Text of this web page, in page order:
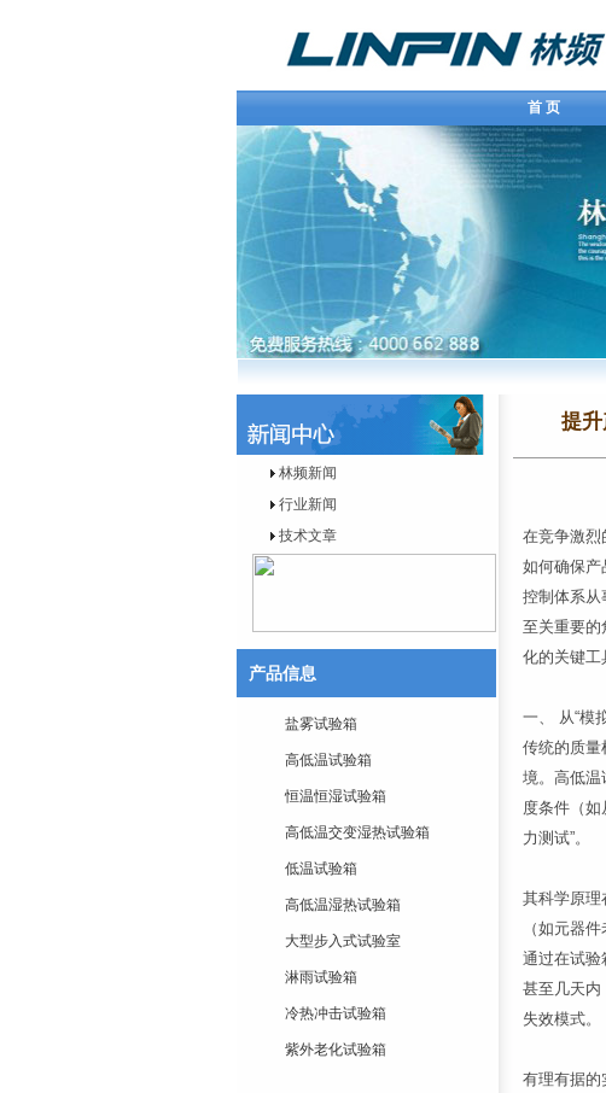
首 页
林频新闻
行业新闻
技术文章
产品信息
盐雾试验箱
高低温试验箱
恒温恒湿试验箱
高低温交变湿热试验箱
低温试验箱
高低温湿热试验箱
大型步入式试验室
淋雨试验箱
冷热冲击试验箱
紫外老化试验箱
提
在竞争激烈
如何确保产
控制体系从
至关重要的
化的关键工
一、 从“模
传统的质量
境。高低温
度条件（
力测试”。
其科学原理
（如元器
通过在试验
甚至几天内
失效模式。
有理有据的